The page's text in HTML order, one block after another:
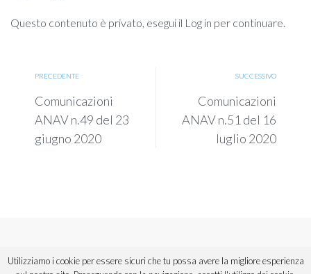
Questo contenuto è privato, esegui il Log in per continuare.
PRECEDENTE
Comunicazioni
ANAV n.49 del 23
giugno 2020
SUCCESSIVO
Comunicazioni
ANAV n.51 del 16
luglio 2020
Powered byUrios,divisione di Informatica Commerciale Spa.
Utilizziamo i cookie per essere sicuri che tu possa avere la migliore esperienza